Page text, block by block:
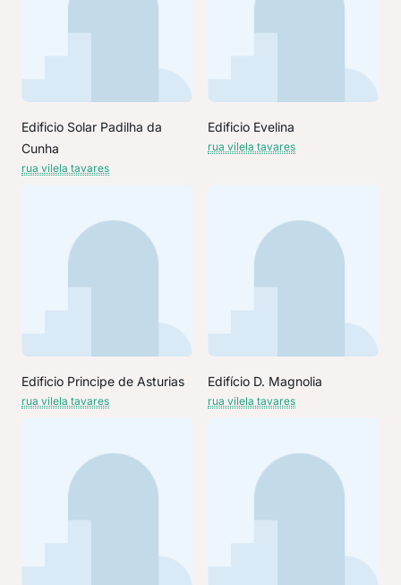
Edificio Solar Padilha da
Cunha
rua vilela tavares
Edificio Evelina
rua vilela tavares
Edificio Principe de Asturias
rua vilela tavares
Edifício D. Magnolia
rua vilela tavares